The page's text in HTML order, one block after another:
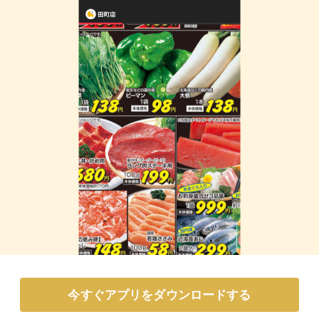
今すぐアプリをダウンロードする